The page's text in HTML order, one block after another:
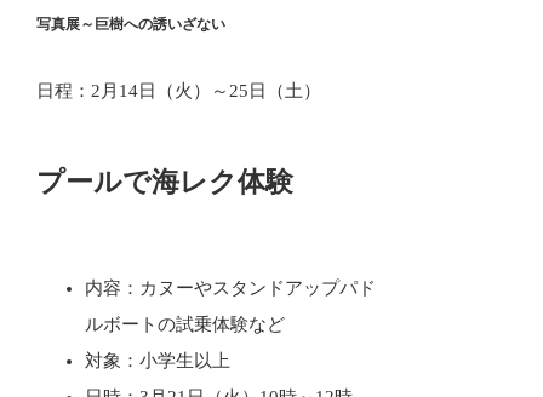
写真展～巨樹への誘いざない
日程：2月14日（火）～25日（土）
プールで海レク体験
内容：カヌーやスタンドアップパド
ルボートの試乗体験など
対象：小学生以上